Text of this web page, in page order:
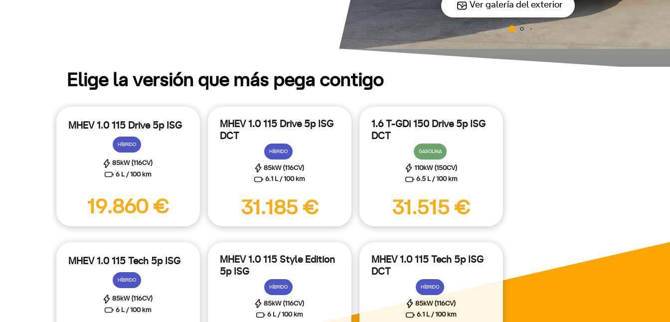
Ver galería del exterior
Elige la versión que más pega contigo
MHEV 1.0 115 Drive 5p ISG
HÍBRIDO
85kW (116CV)
6 L / 100 km
19.860 €
MHEV 1.0 115 Drive 5p ISG
DCT
HÍBRIDO
85kW (116CV)
6.1 L / 100 km
31.185 €
1.6 T-GDi 150 Drive 5p ISG
DCT
GASOLINA
110kW (150CV)
6.5 L / 100 km
31.515 €
MHEV 1.0 115 Tech 5p ISG
HÍBRIDO
85kW (116CV)
6 L / 100 km
MHEV 1.0 115 Style Edition
5p ISG
HÍBRIDO
85kW (116CV)
6 L / 100 km
MHEV 1.0 115 Tech 5p ISG
DCT
HÍBRIDO
85kW (116CV)
6.1 L / 100 km